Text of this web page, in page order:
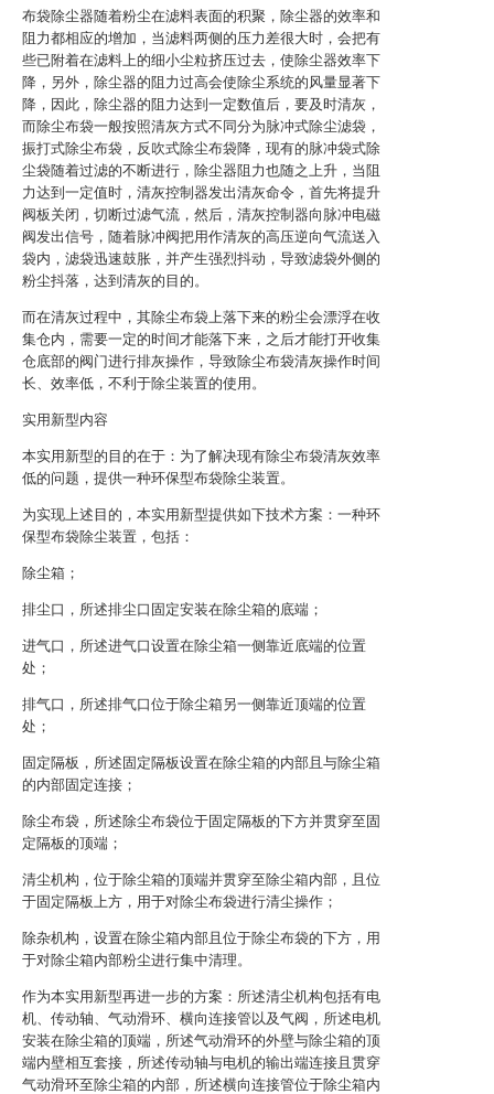
布袋除尘器随着粉尘在滤料表面的积聚，除尘器的效率和
阻力都相应的增加，当滤料两侧的压力差很大时，会把有
些已附着在滤料上的细小尘粒挤压过去，使除尘器效率下
降，另外，除尘器的阻力过高会使除尘系统的风量显著下
降，因此，除尘器的阻力达到一定数值后，要及时清灰，
而除尘布袋一般按照清灰方式不同分为脉冲式除尘滤袋，
振打式除尘布袋，反吹式除尘布袋降，现有的脉冲袋式除
尘袋随着过滤的不断进行，除尘器阻力也随之上升，当阻
力达到一定值时，清灰控制器发出清灰命令，首先将提升
阀板关闭，切断过滤气流，然后，清灰控制器向脉冲电磁
阀发出信号，随着脉冲阀把用作清灰的高压逆向气流送入
袋内，滤袋迅速鼓胀，并产生强烈抖动，导致滤袋外侧的
粉尘抖落，达到清灰的目的。
而在清灰过程中，其除尘布袋上落下来的粉尘会漂浮在收
集仓内，需要一定的时间才能落下来，之后才能打开收集
仓底部的阀门进行排灰操作，导致除尘布袋清灰操作时间
长、效率低，不利于除尘装置的使用。
实用新型内容
本实用新型的目的在于：为了解决现有除尘布袋清灰效率
低的问题，提供一种环保型布袋除尘装置。
为实现上述目的，本实用新型提供如下技术方案：一种环
保型布袋除尘装置，包括：
除尘箱；
排尘口，所述排尘口固定安装在除尘箱的底端；
进气口，所述进气口设置在除尘箱一侧靠近底端的位置
处；
排气口，所述排气口位于除尘箱另一侧靠近顶端的位置
处；
固定隔板，所述固定隔板设置在除尘箱的内部且与除尘箱
的内部固定连接；
除尘布袋，所述除尘布袋位于固定隔板的下方并贯穿至固
定隔板的顶端；
清尘机构，位于除尘箱的顶端并贯穿至除尘箱内部，且位
于固定隔板上方，用于对除尘布袋进行清尘操作；
除杂机构，设置在除尘箱内部且位于除尘布袋的下方，用
于对除尘箱内部粉尘进行集中清理。
作为本实用新型再进一步的方案：所述清尘机构包括有电
机、传动轴、气动滑环、横向连接管以及气阀，所述电机
安装在除尘箱的顶端，所述气动滑环的外壁与除尘箱的顶
端内壁相互套接，所述传动轴与电机的输出端连接且贯穿
气动滑环至除尘箱的内部，所述横向连接管位于除尘箱内